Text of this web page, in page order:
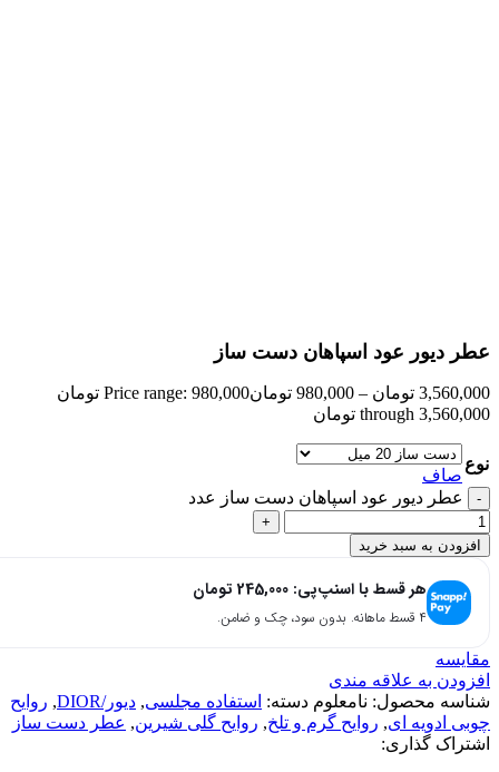
عطر دیور عود اسپاهان دست ساز
3,560,000 تومان –
980,000 تومان
Price range: 980,000 تومان
through 3,560,000 تومان
نوع
صاف
عطر دیور عود اسپاهان دست ساز عدد
افزودن به سبد خرید
هر قسط با اسنپ‌پی: 245,000 تومان
۴ قسط ماهانه. بدون سود، چک و ضامن.
مقایسه
افزودن به علاقه مندی
شناسه محصول: نامعلوم دسته: استفاده مجلسی, دیور/DIOR , روایح
چوبی ادویه ای, روایح گرم و تلخ, روایح گلی شیرین, عطر دست ساز
اشتراک گذاری: